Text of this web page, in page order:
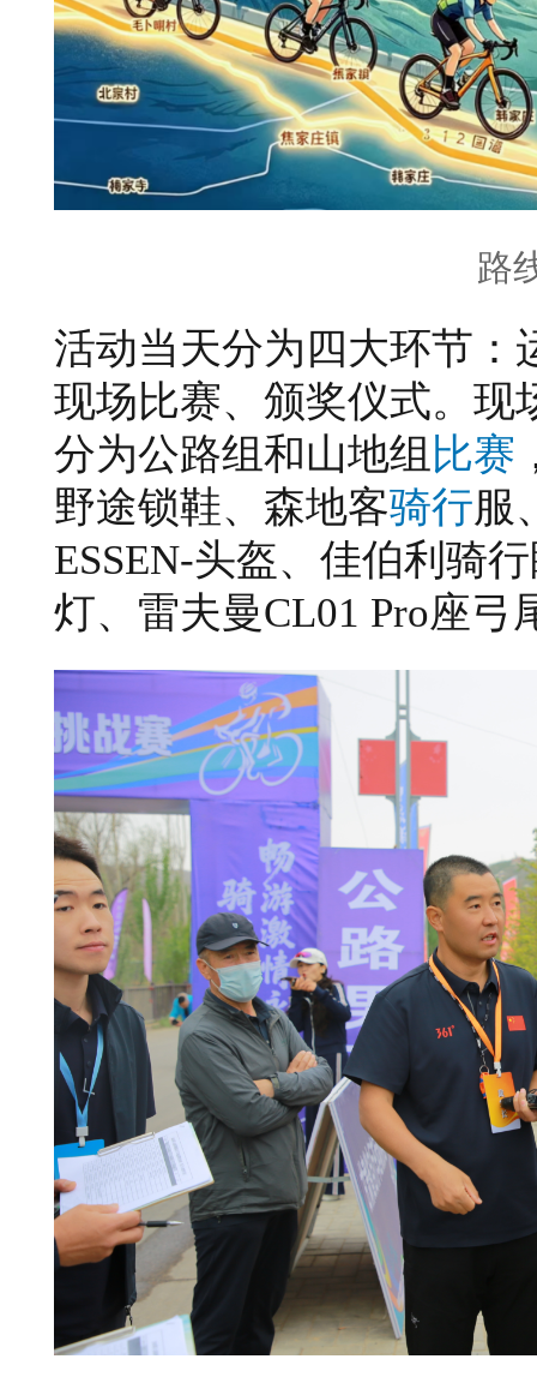
路
活动当天分为四大环节：
现场比赛、颁奖仪式。现
分为公路组和山地组 比赛
野途锁鞋、森地客骑行服
ESSEN-头盔、佳伯利骑
灯、雷夫曼CL01 Pro座弓